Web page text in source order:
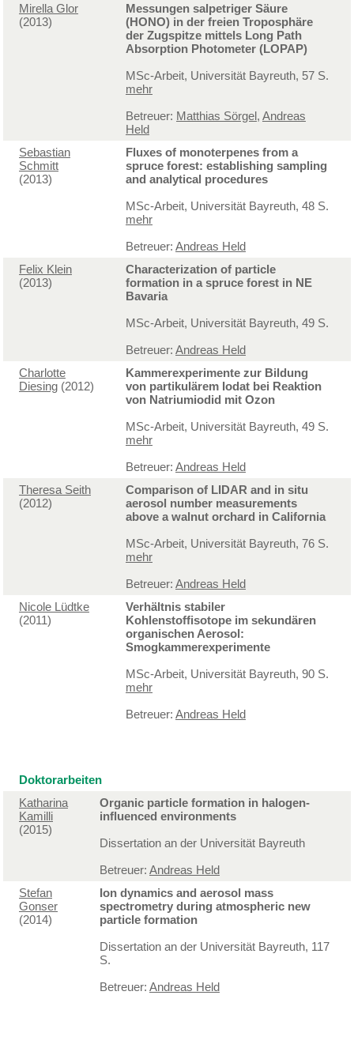
Mirella Glor
(2013)
Messungen salpetriger Säure
(HONO) in der freien Troposphäre
der Zugspitze mittels Long Path
Absorption Photometer (LOPAP)
MSc-Arbeit, Universität Bayreuth, 57 S.
mehr
Betreuer: Matthias Sörgel, Andreas
Held
Sebastian
Schmitt
(2013)
Fluxes of monoterpenes from a
spruce forest: establishing sampling
and analytical procedures
MSc-Arbeit, Universität Bayreuth, 48 S.
mehr
Betreuer: Andreas Held
Felix Klein
(2013)
Characterization of particle
formation in a spruce forest in NE
Bavaria
MSc-Arbeit, Universität Bayreuth, 49 S.
Betreuer: Andreas Held
Charlotte
Diesing (2012)
Kammerexperimente zur Bildung
von partikulärem Iodat bei Reaktion
von Natriumiodid mit Ozon
MSc-Arbeit, Universität Bayreuth, 49 S.
mehr
Betreuer: Andreas Held
Theresa Seith
(2012)
Comparison of LIDAR and in situ
aerosol number measurements
above a walnut orchard in California
MSc-Arbeit, Universität Bayreuth, 76 S.
mehr
Betreuer: Andreas Held
Nicole Lüdtke
(2011)
Verhältnis stabiler
Kohlenstoffisotope im sekundären
organischen Aerosol:
Smogkammerexperimente
MSc-Arbeit, Universität Bayreuth, 90 S.
mehr
Betreuer: Andreas Held
Doktorarbeiten
Katharina
Kamilli
(2015)
Organic particle formation in halogen-
influenced environments
Dissertation an der Universität Bayreuth
Betreuer: Andreas Held
Stefan
Gonser
(2014)
Ion dynamics and aerosol mass
spectrometry during atmospheric new
particle formation
Dissertation an der Universität Bayreuth, 117
S.
Betreuer: Andreas Held